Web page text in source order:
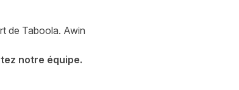
de Taboola. Awin
notre équipe.